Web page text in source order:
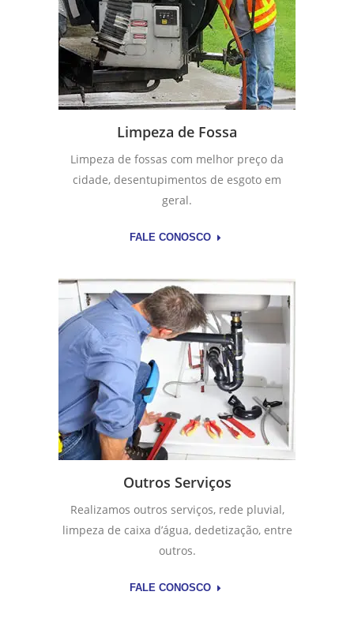
Limpeza de Fossa
Limpeza de fossas com melhor preço da
cidade, desentupimentos de esgoto em
geral.
FALE CONOSCO
Outros Serviços
Realizamos outros serviços, rede pluvial,
limpeza de caixa d’água, dedetização, entre
outros.
FALE CONOSCO